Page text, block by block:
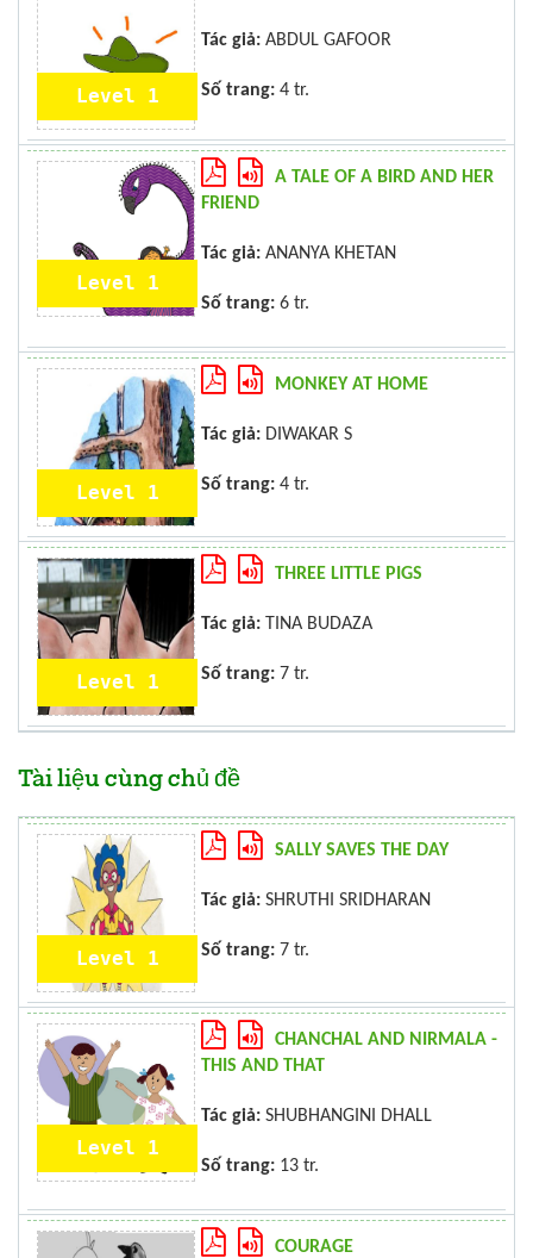
Level 1
Tác giả: ABDUL GAFOOR
Số trang: 4 tr.
Level 1
A TALE OF A BIRD AND HER
FRIEND
Tác giả: ANANYA KHETAN
Số trang: 6 tr.
Level 1
MONKEY AT HOME
Tác giả: DIWAKAR S
Số trang: 4 tr.
Level 1
THREE LITTLE PIGS
Tác giả: TINA BUDAZA
Số trang: 7 tr.
Tài liệu cùng chủ đề
Level 1
SALLY SAVES THE DAY
Tác giả: SHRUTHI SRIDHARAN
Số trang: 7 tr.
Level 1
CHANCHAL AND NIRMALA -
THIS AND THAT
Tác giả: SHUBHANGINI DHALL
Số trang: 13 tr.
COURAGE